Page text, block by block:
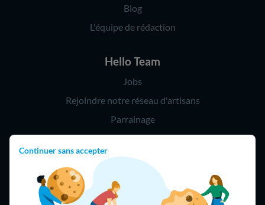
Continuer sans accepter
Blog
L'équipe de rédaction
Hello Team
Jobs
Rejoindre notre réseau d'artisans
Parrainage
Hello !
09 75 18 60 60
(8h-21h)
75018 Paris